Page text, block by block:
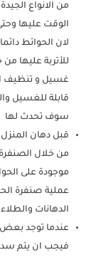
من الانواع
الوقت عليها
لان الحوائط
للأتربة عليها
غسيل و تنظيف
قابلة للغسيل
سوف تحدث لها
قبل دهان
من خلال
موجودة على
عملية صنفرة
الدهانات
عندما توجد بعض
فيجب ان يتم